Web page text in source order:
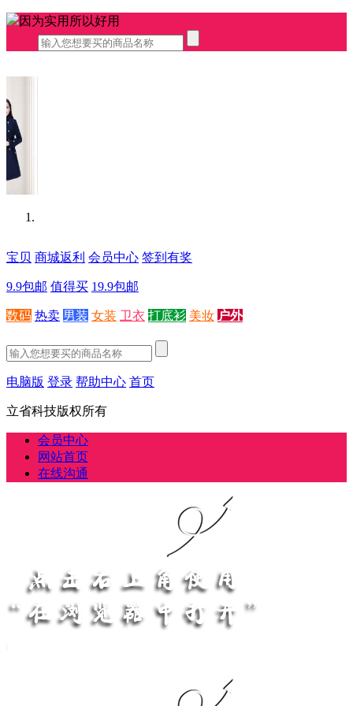
因为实用所以好用
宝贝 商城返利 会员中心 签到有奖
9.9包邮 值得买 19.9包邮
数码 热卖 男装 女装 卫衣 打底衫 美妆 户外
电脑版 登录 帮助中心 首页
立省科技版权所有
会员中心
网站首页
在线沟通